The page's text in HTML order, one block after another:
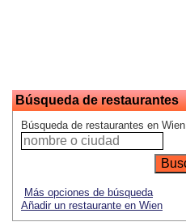
Búsqueda de restaurantes
Búsqueda de restaurantes en Wien
Más opciones de búsqueda
Añadir un restaurante en Wien